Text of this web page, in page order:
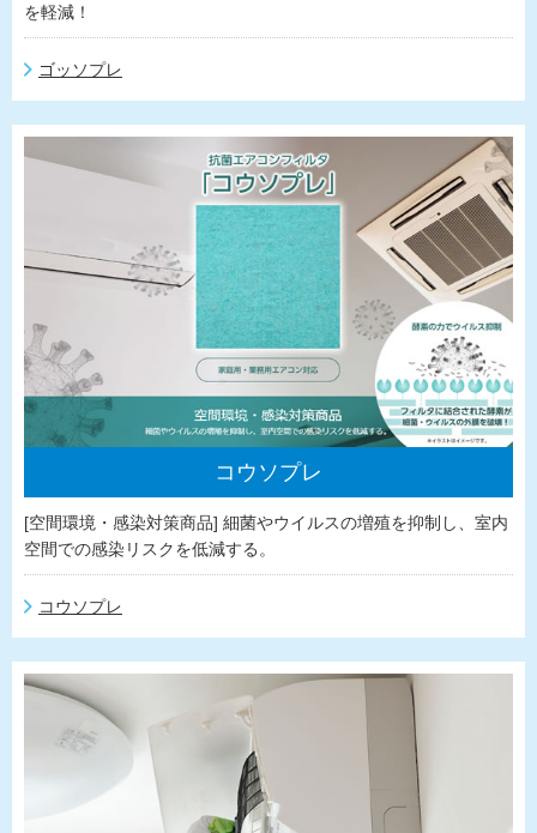
を軽減！
ゴッソプレ
コウソプレ
[空間環境・感染対策商品] 細菌やウイルスの増殖を抑制し、室内
空間での感染リスクを低減する。
コウソプレ